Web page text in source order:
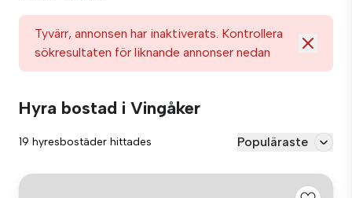
Tyvärr, annonsen har inaktiverats. Kontrollera
sökresultaten för liknande annonser nedan
Hyra bostad i Vingåker
19 hyresbostäder hittades Populäraste